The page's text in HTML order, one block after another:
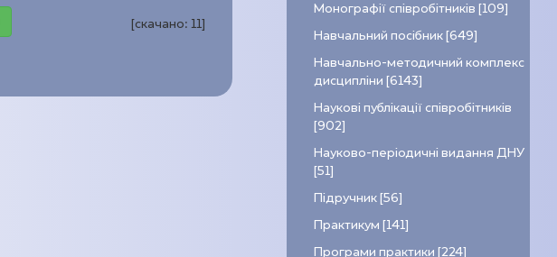
[скачано:11]
Монографії співробітників [109]
Навчальний посібник [649]
Навчально-методичний комплекс
дисципліни [6143]
Наукові публікації співробітників
[902]
Науково-періодичні видання ДНУ
[51]
Підручник [56]
Практикум [141]
Програми практики [224]